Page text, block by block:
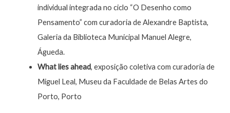
individual integrada no ciclo “O Desenho como
Pensamento” com curadoria de Alexandre Baptista,
Galeria da Biblioteca Municipal Manuel Alegre,
Águeda.
What lies ahead, exposição coletiva com curadoria de
Miguel Leal, Museu da Faculdade de Belas Artes do
Porto, Porto